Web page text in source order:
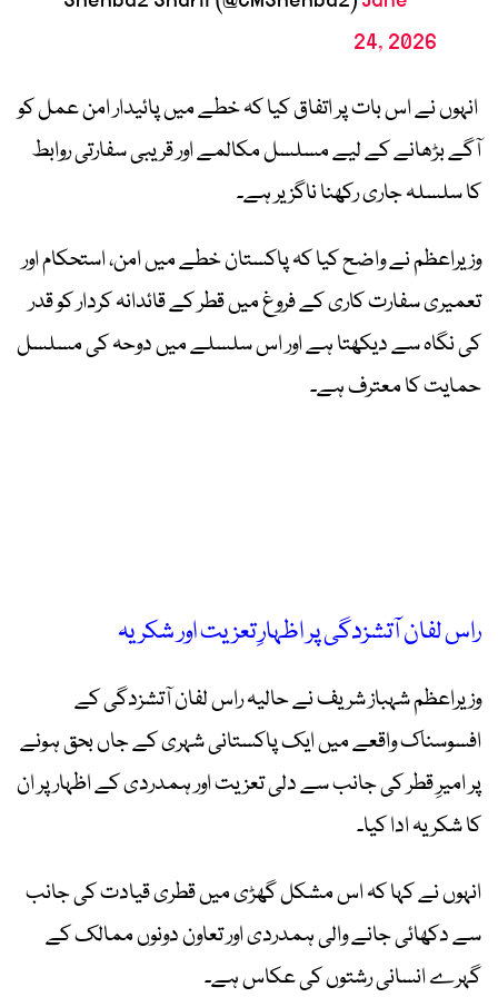
24, 2026
انہوں نے اس بات پر اتفاق کیا کہ خطے میں پائیدار امن عمل کو
آگے بڑھانے کے لیے مسلسل مکالمے اور قریبی سفارتی روابط
کا سلسلہ جاری رکھنا ناگزیر ہے۔
وزیراعظم نے واضح کیا کہ پاکستان خطے میں امن، استحکام اور
تعمیری سفارت کاری کے فروغ میں قطر کے قائدانہ کردار کو قدر
کی نگاہ سے دیکھتا ہے اور اس سلسلے میں دوحہ کی مسلسل
حمایت کا معترف ہے۔
راس لفان آتشزدگی پر اظہارِ تعزیت اور شکریہ
وزیراعظم شہباز شریف نے حالیہ راس لفان آتشزدگی کے
افسوسناک واقعے میں ایک پاکستانی شہری کے جاں بحق ہونے
پر امیرِ قطر کی جانب سے دلی تعزیت اور ہمدردی کے اظہار پر ان
کا شکریہ ادا کیا۔
انہوں نے کہا کہ اس مشکل گھڑی میں قطری قیادت کی جانب
سے دکھائی جانے والی ہمدردی اور تعاون دونوں ممالک کے
گہرے انسانی رشتوں کی عکاس ہے۔